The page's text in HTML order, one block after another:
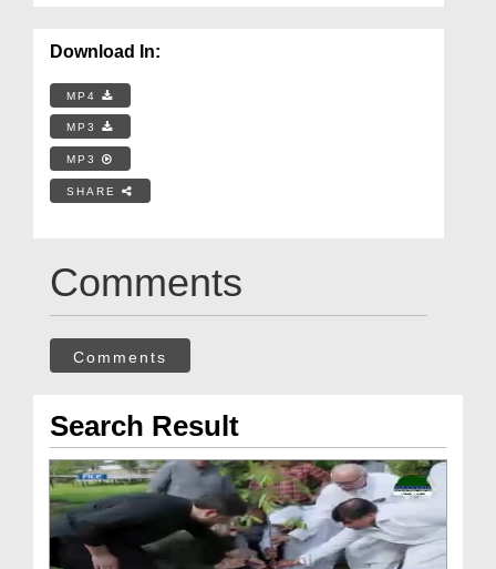
Download In:
MP4
MP3
MP3
SHARE
Comments
Comments
Search Result